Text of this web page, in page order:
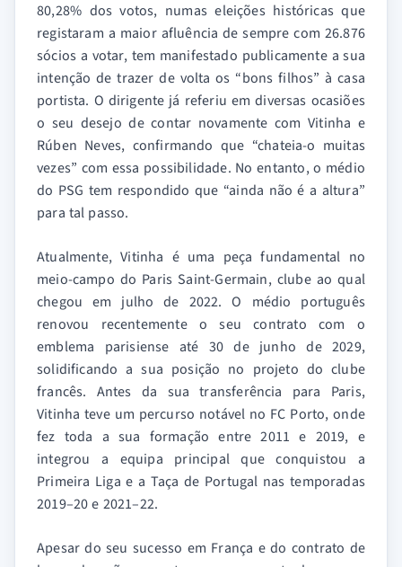
80,28% dos votos, numas eleições históricas que
registaram a maior afluência de sempre com 26.876
sócios a votar, tem manifestado publicamente a sua
intenção de trazer de volta os “bons filhos” à casa
portista. O dirigente já referiu em diversas ocasiões
o seu desejo de contar novamente com Vitinha e
Rúben Neves, confirmando que “chateia-o muitas
vezes” com essa possibilidade. No entanto, o médio
do PSG tem respondido que “ainda não é a altura”
para tal passo.
Atualmente, Vitinha é uma peça fundamental no
meio-campo do Paris Saint-Germain, clube ao qual
chegou em julho de 2022. O médio português
renovou recentemente o seu contrato com o
emblema parisiense até 30 de junho de 2029,
solidificando a sua posição no projeto do clube
francês. Antes da sua transferência para Paris,
Vitinha teve um percurso notável no FC Porto, onde
fez toda a sua formação entre 2011 e 2019, e
integrou a equipa principal que conquistou a
Primeira Liga e a Taça de Portugal nas temporadas
2019–20 e 2021–22.
Apesar do seu sucesso em França e do contrato de